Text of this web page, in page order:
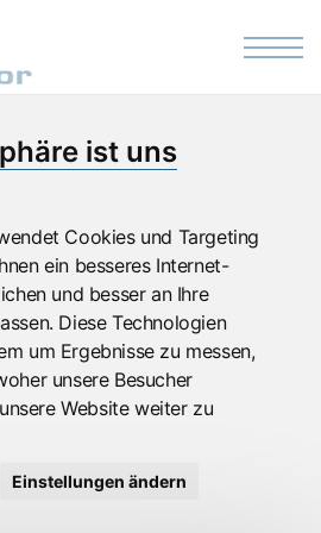
ist uns
Cookies und Targeting
ein besseres Internet-
und besser an Ihre
Diese Technologien
um Ergebnisse zu messen,
unsere Besucher
Website weiter zu
Einstellungen ändern